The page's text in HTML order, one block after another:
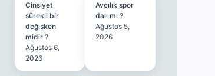
Cinsiyet
sürekli bir
değişken
midir ?
Ağustos 6,
2026
Avcılık spor
dalı mı ?
Ağustos 5,
2026